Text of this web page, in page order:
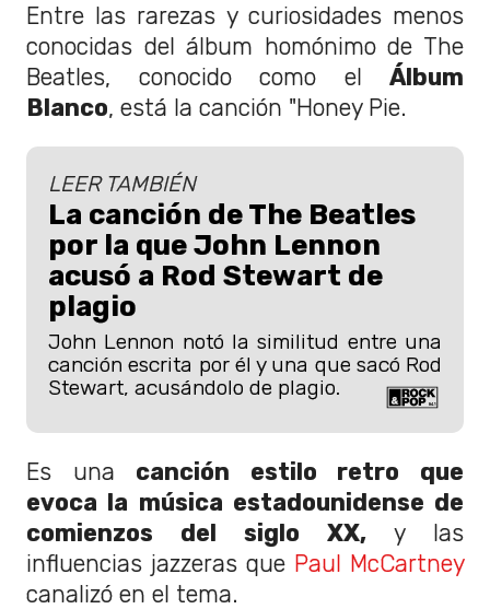
Entre las rarezas y curiosidades menos
conocidas del álbum homónimo de The
Beatles, conocido como el Álbum
Blanco, está la canción "Honey Pie.
LEER TAMBIÉN
La canción de The Beatles
por la que John Lennon
acusó a Rod Stewart de
plagio
John Lennon notó la similitud entre una
canción escrita por él y una que sacó Rod
Stewart, acusándolo de plagio.
Es una canción estilo retro que
evoca la música estadounidense de
comienzos del siglo XX, y las
influencias jazzeras que Paul McCartney
canalizó en el tema.